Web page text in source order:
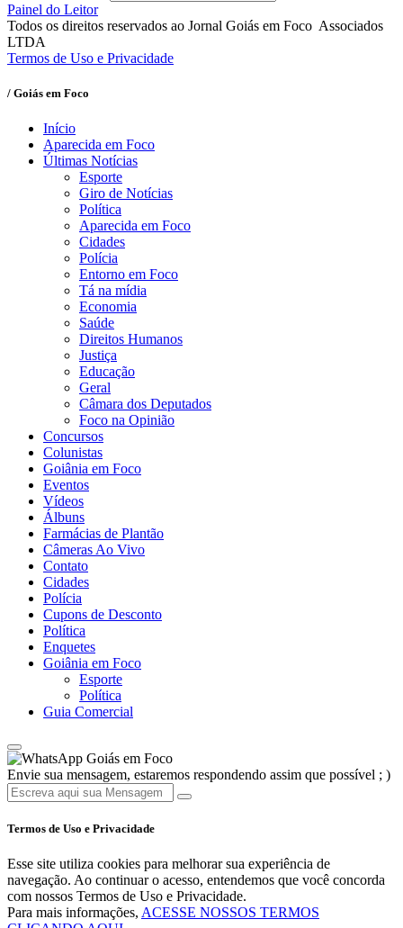
Painel do Leitor
Todos os direitos reservados ao Jornal Goiás em Foco Associados
LTDA
Termos de Uso e Privacidade
/ Goiás em Foco
Início
Aparecida em Foco
Últimas Notícias
Esporte
Giro de Notícias
Política
Aparecida em Foco
Cidades
Polícia
Entorno em Foco
Tá na mídia
Economia
Saúde
Direitos Humanos
Justiça
Educação
Geral
Câmara dos Deputados
Foco na Opinião
Concursos
Colunistas
Goiânia em Foco
Eventos
Vídeos
Álbuns
Farmácias de Plantão
Câmeras Ao Vivo
Contato
Cidades
Polícia
Cupons de Desconto
Política
Enquetes
Goiânia em Foco
Esporte
Política
Guia Comercial
Goiás em Foco
Envie sua mensagem, estaremos respondendo assim que possível ; )
Termos de Uso e Privacidade
Esse site utiliza cookies para melhorar sua experiência de
navegação. Ao continuar o acesso, entendemos que você concorda
com nossos Termos de Uso e Privacidade.
Para mais informações, ACESSE NOSSOS TERMOS